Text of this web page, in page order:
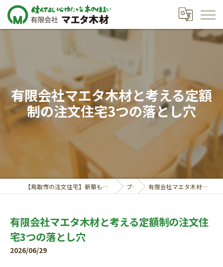
有限会社マエタ木材と考える定額
制の注文住宅3つの落とし穴
【鳥取市の注文住宅】新築も対応の工務店｜価格相談受付中｜有限会社マエタ木材 ブログ 有限会社マエタ木材と考える定額制の注文住宅3つの落とし穴
有限会社マエタ木材と考える定額制の注文住
宅3つの落とし穴
2026/06/29